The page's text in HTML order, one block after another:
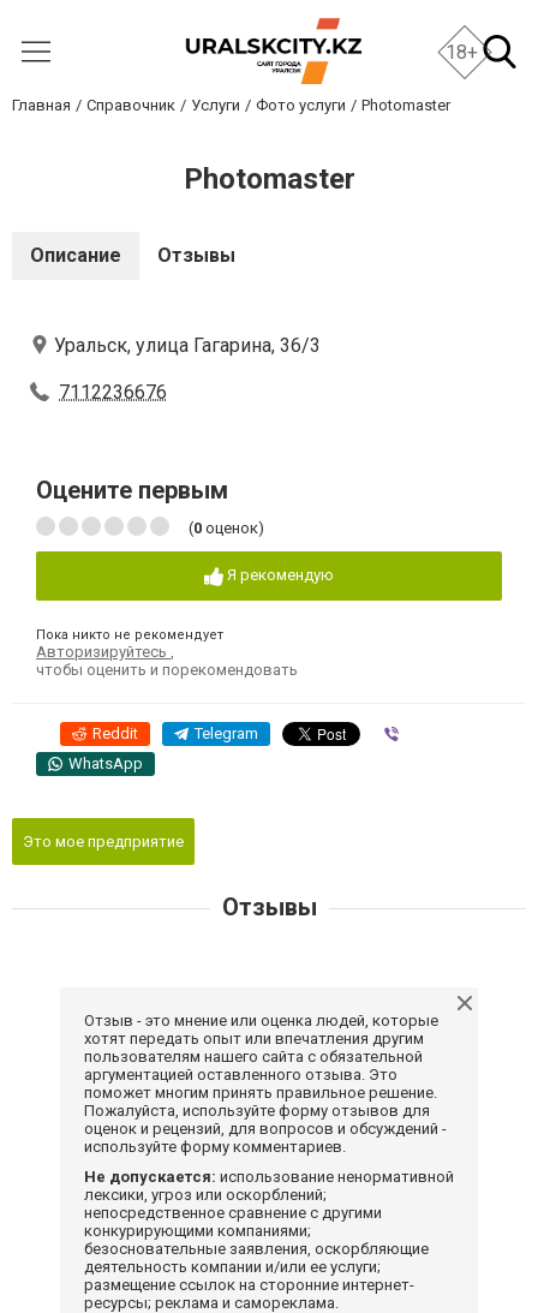
18+
Главная Справочник Услуги Фото услуги Photomaster
Photomaster
Описание Отзывы
Уральск, улица Гагарина, 36/3
7112236676
Оцените первым
(0 оценок)
Я рекомендую
Пока никто не рекомендует
Авторизируйтесь
чтобы оценить и порекомендовать
Reddit Telegram
WhatsApp
Это мое предприятие
Отзывы
Отзыв - это мнение или оценка людей, которые
хотят передать опыт или впечатления другим
пользователям нашего сайта с обязательной
аргументацией оставленного отзыва. Это
поможет многим принять правильное решение.
Пожалуйста, используйте форму отзывов для
оценок и рецензий, для вопросов и обсуждений -
используйте форму комментариев.
Не допускается: использование ненормативной
лексики, угроз или оскорблений;
непосредственное сравнение с другими
конкурирующими компаниями;
безосновательные заявления, оскорбляющие
деятельность компании и/или ее услуги;
размещение ссылок на сторонние интернет-
ресурсы; реклама и самореклама.